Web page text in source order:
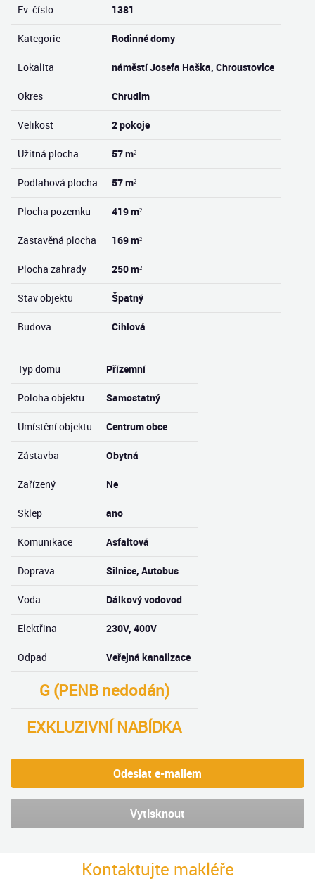
Ev. číslo 1381
Kategorie Rodinné domy
Lokalita náměstí Josefa Haška, Chroustovice
Okres Chrudim
Velikost 2 pokoje
Užitná plocha 57 m²
Podlahová plocha 57 m²
Plocha pozemku 419 m²
Zastavěná plocha 169 m²
Plocha zahrady 250 m²
Stav objektu Špatný
Budova Cihlová
Typ domu Přízemní
Poloha objektu Samostatný
Umístění objektu Centrum obce
Zástavba Obytná
Zařízený Ne
Sklep ano
Komunikace Asfaltová
Doprava Silnice, Autobus
Voda Dálkový vodovod
Elektřina 230V, 400V
Odpad Veřejná kanalizace
G (PENB nedodán)
EXKLUZIVNÍ NABÍDKA
Odeslat e-mailem
Vytisknout
Kontaktujte makléře